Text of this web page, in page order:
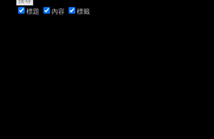
標題 內容 標籤